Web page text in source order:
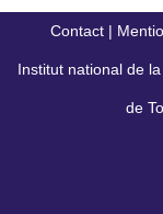
Contact |
Institut national de
de